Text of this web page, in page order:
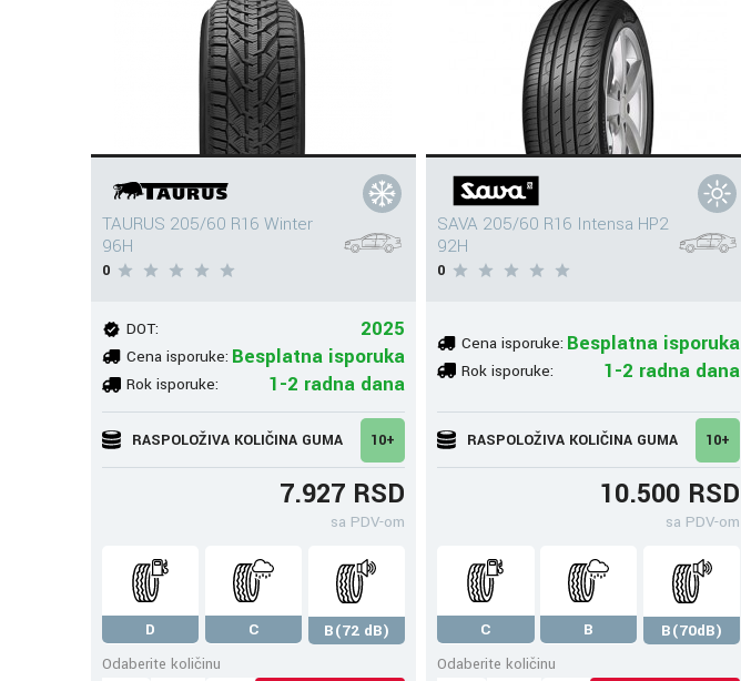
TAURUS 205/60 R16 Winter
96H
0
DOT: 2025
Cena isporuke: Besplatna isporuka
Rok isporuke: 1-2 radna dana
RASPOLOŽIVA KOLIČINA GUMA 10+
7.927 RSD
sa PDV-om
D C
B(72 dB)
Odaberite količinu
SAVA 205/60 R16 Intensa HP2
92H
0
Cena isporuke: Besplatna isporuka
Rok isporuke: 1-2 radna dana
RASPOLOŽIVA KOLIČINA GUMA 10+
10.500 RSD
sa PDV-om
C B
B(70dB)
Odaberite količinu